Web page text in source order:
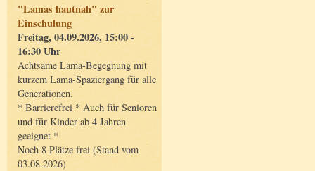
"Lamas hautnah" zur
Einschulung
Freitag, 04.09.2026, 15:00 -
16:30 Uhr
Achtsame Lama-Begegnung mit
kurzem Lama-Spaziergang für alle
Generationen.
* Barrierefrei * Auch für Senioren
und für Kinder ab 4 Jahren
geeignet *
Noch 8 Plätze frei (Stand vom
03.08.2026)